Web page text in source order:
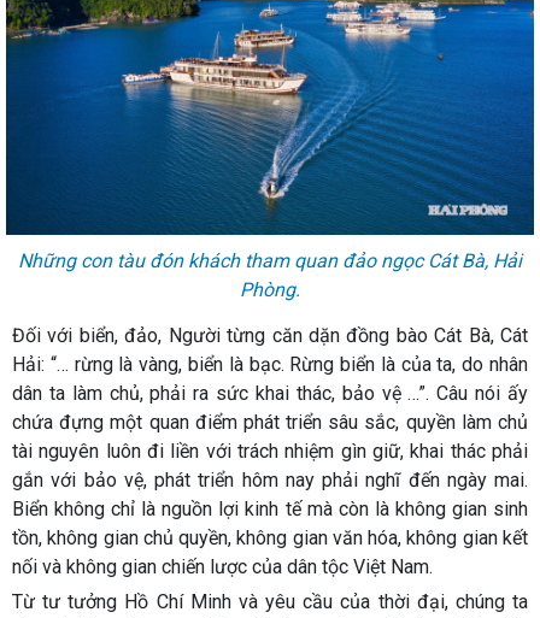
Những con tàu đón khách tham quan đảo ngọc Cát Bà, Hải
Phòng.
Đối với biển, đảo, Người từng căn dặn đồng bào Cát Bà, Cát
Hải: “… rừng là vàng, biển là bạc. Rừng biển là của ta, do nhân
dân ta làm chủ, phải ra sức khai thác, bảo vệ …”. Câu nói ấy
chứa đựng một quan điểm phát triển sâu sắc, quyền làm chủ
tài nguyên luôn đi liền với trách nhiệm gìn giữ, khai thác phải
gắn với bảo vệ, phát triển hôm nay phải nghĩ đến ngày mai.
Biển không chỉ là nguồn lợi kinh tế mà còn là không gian sinh
tồn, không gian chủ quyền, không gian văn hóa, không gian kết
nối và không gian chiến lược của dân tộc Việt Nam.
Từ tư tưởng Hồ Chí Minh và yêu cầu của thời đại, chúng ta